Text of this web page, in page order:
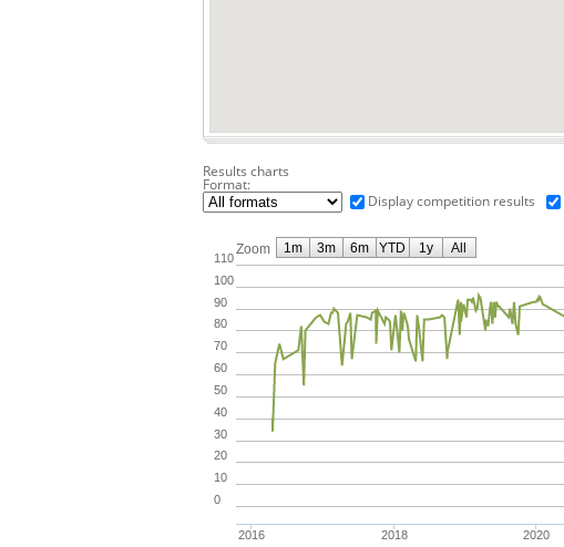
Results charts
Format:
Display competition results
Zoom
2016 2018 2020
0
10
20
30
40
50
60
70
80
90
100
110
1m 3m 6m YTD 1y All